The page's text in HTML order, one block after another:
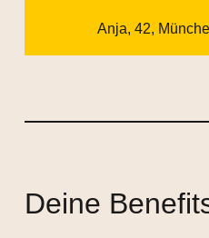
Anja, 42,
Deine